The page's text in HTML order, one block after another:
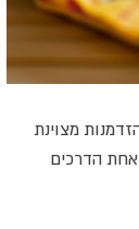
מצוינת
הדרכים